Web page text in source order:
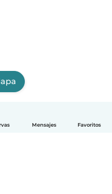
Mensajes Favoritos